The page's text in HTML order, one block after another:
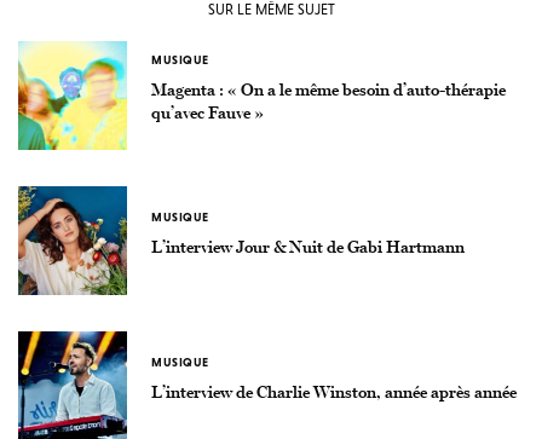
SUR LE MÊME SUJET
MUSIQUE
Magenta : « On a le même besoin d’auto-thérapie
qu’avec Fauve »
MUSIQUE
L’interview Jour & Nuit de Gabi Hartmann
MUSIQUE
L’interview de Charlie Winston, année après année